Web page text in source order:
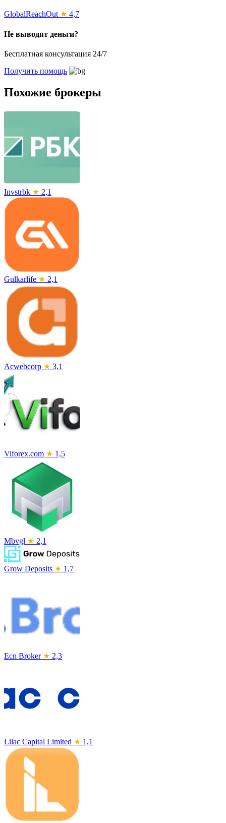
GlobalReachOut ★ 4,7
Не выводят деньги?
Бесплатная консультация 24/7
Получить помощь
Похожие брокеры
Invstrbk ★ 2,1
Gulkarlife ★ 2,1
Acwebcorp ★ 3,1
Viforex.com ★ 1,5
Mbvgl ★ 2,1
Grow Deposits ★ 1,7
Ecn Broker ★ 2,3
Lilac Capital Limited ★ 1,1